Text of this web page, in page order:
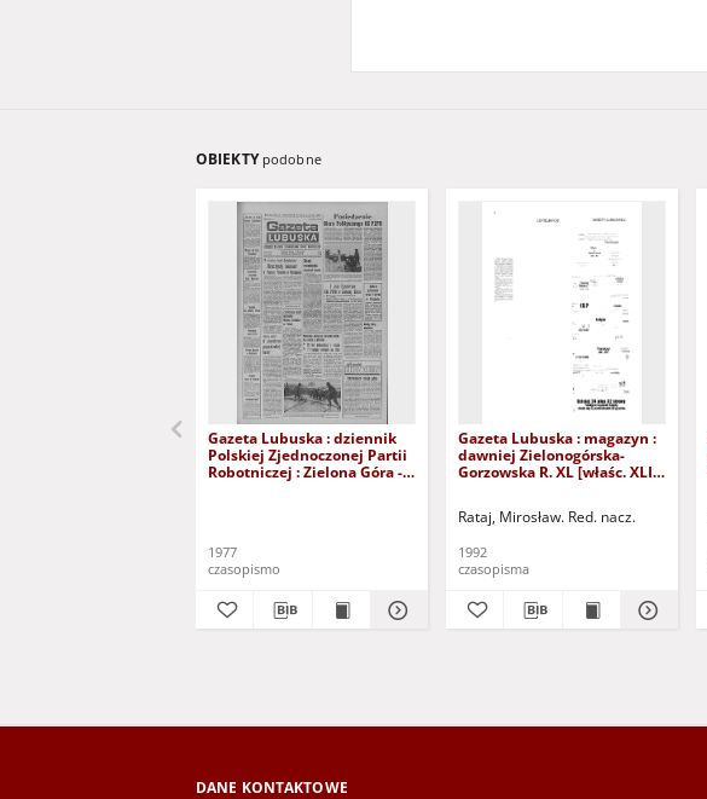
OBIEKTY podobne
Gazeta Lubuska : dziennik
Polskiej Zjednoczonej Partii
Robotniczej : Zielona Góra -
1977
czasopismo
Gazeta Lubuska : magazyn :
dawniej Zielonogórska-
Gorzowska R. XL [właśc. XLI],
Rataj, Mirosław. Red. nacz.
1992
czasopisma
DANE KONTAKTOWE